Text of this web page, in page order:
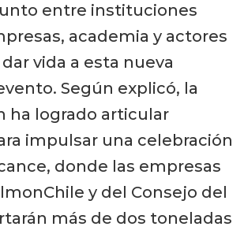
entre instituciones
academia y actores
vida a esta nueva
Según explicó, la
ha logrado articular
impulsar una celebración
donde las empresas
y del Consejo del
más de dos toneladas